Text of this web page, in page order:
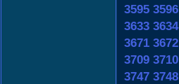
3595 3596
3633 3634
3671 3672
3709 3710
3747 3748